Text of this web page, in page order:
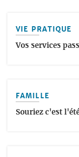
VIE PRATIQUE
Vos services
FAMILLE
Souriez c'est